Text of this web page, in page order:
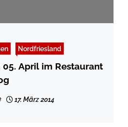
Nordfriesland
April im Restaurant
17. März 2014